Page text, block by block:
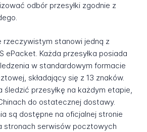
odbór przesyłki zgodnie z
rzeczywistym stanowi jedną z
ePacket. Każda przesyłka posiada
w standardowym formacie
składający się z 13 znaków.
śledzić przesyłkę na każdym etapie,
do ostatecznej dostawy.
są dostępne na oficjalnej stronie
stronach serwisów pocztowych